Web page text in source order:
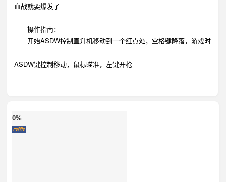
血战就要爆发了
操作指南：
开始ASDW控制直升机移动到一个红点处，空格键降落，游戏时
ASDW键控制移动，鼠标瞄准，左键开枪
0%